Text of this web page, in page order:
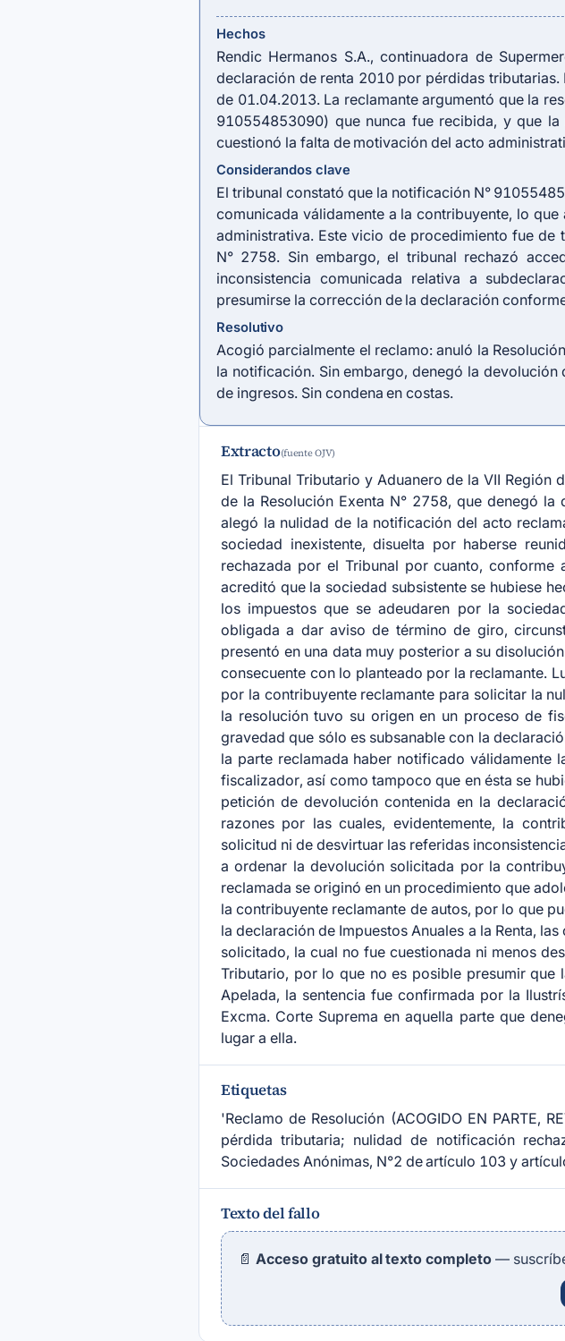
Hechos
Rendic Hermanos S.A., continuadora de
declaración de renta 2010 por pérdidas
de 01.04.2013. La reclamante argumentó que la
910554853090) que nunca fue recibida, y que
cuestionó la falta de motivación del acto
Considerandos clave
El tribunal constató que la notificación N°
comunicada válidamente a la contribuyente, lo
administrativa. Este vicio de procedimiento fue de
N° 2758. Sin embargo, el tribunal rechazó
inconsistencia comunicada relativa a
presumirse la corrección de la declaración
Resolutivo
Acogió parcialmente el reclamo: anuló la
la notificación. Sin embargo, denegó la
de ingresos. Sin condena en costas.
Extracto(fuente OJV)
El Tribunal Tributario y Aduanero de la VII
de la Resolución Exenta N° 2758, que denegó
alegó la nulidad de la notificación del acto
sociedad inexistente, disuelta por haberse
rechazada por el Tribunal por cuanto,
acreditó que la sociedad subsistente se hubiese
los impuestos que se adeudaren por la
obligada a dar aviso de término de giro,
presentó en una data muy posterior a su
consecuente con lo planteado por la reclamante.
por la contribuyente reclamante para solicitar la
la resolución tuvo su origen en un proceso de
gravedad que sólo es subsanable con la
la parte reclamada haber notificado
fiscalizador, así como tampoco que en ésta se
petición de devolución contenida en la
razones por las cuales, evidentemente, la
solicitud ni de desvirtuar las referidas
a ordenar la devolución solicitada por la
reclamada se originó en un procedimiento que
la contribuyente reclamante de autos, por lo que
la declaración de Impuestos Anuales a la Renta,
solicitado, la cual no fue cuestionada ni menos
Tributario, por lo que no es posible presumir
Apelada, la sentencia fue confirmada por la
Excma. Corte Suprema en aquella parte que
lugar a ella.
Etiquetas
'Reclamo de Resolución (ACOGIDO EN PARTE,
pérdida tributaria; nulidad de notificación
Sociedades Anónimas, N°2 de artículo 103 y
Texto del fallo
📄 Acceso gratuito al texto completo —